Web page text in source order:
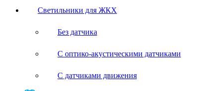
Светильники для ЖКХ
Без датчика
С оптико-акустическими датчиками
С датчиками движения